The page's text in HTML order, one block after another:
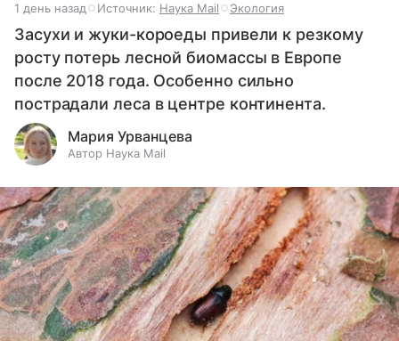
1 день назад Источник: Наука Mail Экология
Засухи и жуки-короеды привели к резкому
росту потерь лесной биомассы в Европе
после 2018 года. Особенно сильно
пострадали леса в центре континента.
Мария Урванцева
Автор Наука Mail